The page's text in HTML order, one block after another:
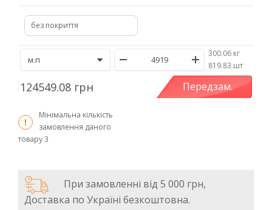
без покриття
300.06 кг
/819.83 шт
124549.08 грн Передзам.
Мінімальна кількість
замовлення даного
товару3
При замовленні від 5 000 грн,
Доставка по Україні безкоштовна.